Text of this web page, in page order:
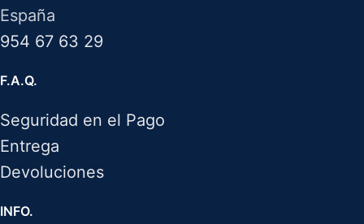
España
954 67 63 29
F.A.Q.
Seguridad en el Pago
Entrega
Devoluciones
INFO.